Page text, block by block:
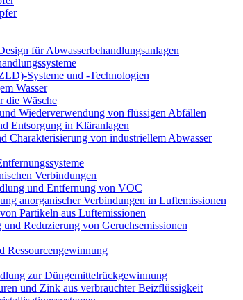
für Abwasserbehandlungsanlagen
Systeme und -Technologien
Wasser
die Wäsche
Wiederverwendung von flüssigen Abfällen
Entsorgung in Kläranlagen
Charakterisierung von industriellem Abwasser
Verbindungen
und Entfernung von VOC
anorganischer Verbindungen in Luftemissionen
Partikeln aus Luftemissionen
und Reduzierung von Geruchsemissionen
Ressourcengewinnung
zur Düngemittelrückgewinnung
und Zink aus verbrauchter Beizflüssigkeit